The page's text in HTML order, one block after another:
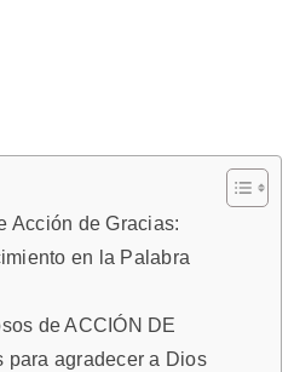
Acción de Gracias:
en la Palabra
de ACCIÓN DE
para agradecer a Dios